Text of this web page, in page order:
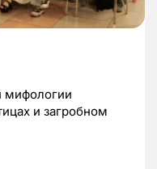
мифологии
и загробном